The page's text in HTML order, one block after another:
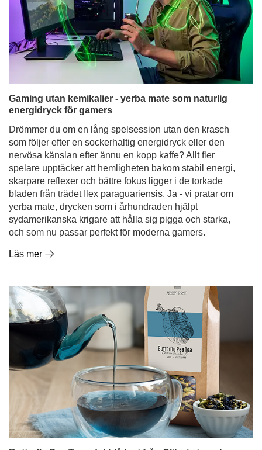
Gaming utan kemikalier - yerba mate som naturlig
energidryck för gamers
Drömmer du om en lång spelsession utan den krasch
som följer efter en sockerhaltig energidryck eller den
spelare upptäcker att hemligheten bakom stabil energi,
skarpare reflexer och bättre fokus ligger i de torkade
bladen från trädet Ilex paraguariensis. Ja - vi pratar om
yerba mate, drycken som i århundraden hjälpt
sydamerikanska krigare att hålla sig pigga och starka,
och som nu passar perfekt för moderna gamers.
Läs mer
Butterfly Pea Tea - det blå teet från Clitoria ternatea.
Upptäck dess egenskaper och
användningsområden!
Kan te fortfarande överraska oss? Det visar sig att det